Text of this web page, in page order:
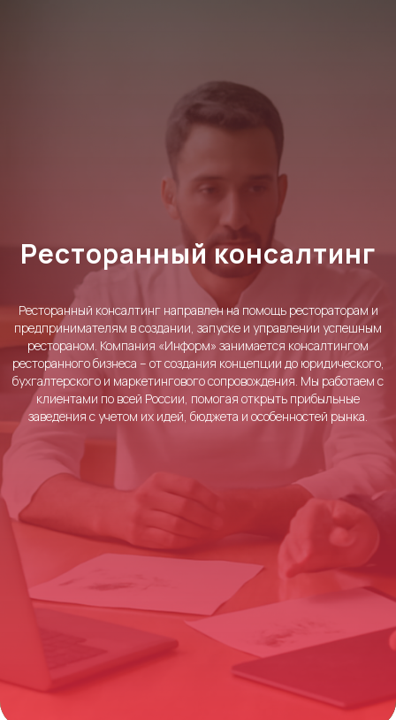
Ресторанный консалтинг
Ресторанный консалтинг направлен на помощь рестораторам и
предпринимателям в создании, запуске и управлении успешным
рестораном. Компания «Информ» занимается консалтингом
ресторанного бизнеса – от создания концепции до юридического,
бухгалтерского и маркетингового сопровождения. Мы работаем с
клиентами по всей России, помогая открыть прибыльные
заведения с учетом их идей, бюджета и особенностей рынка.